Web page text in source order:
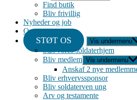
Find butik
Bliv frivillig
Nyheder og job
Om
STØT OS Vis undermenu
Støt vores soldaterhjem
Bliv medlem Vis undermenu
Anskaf 2 nye
Bliv erhvervssponsor
Bliv soldaterven ung
Arv og testamente